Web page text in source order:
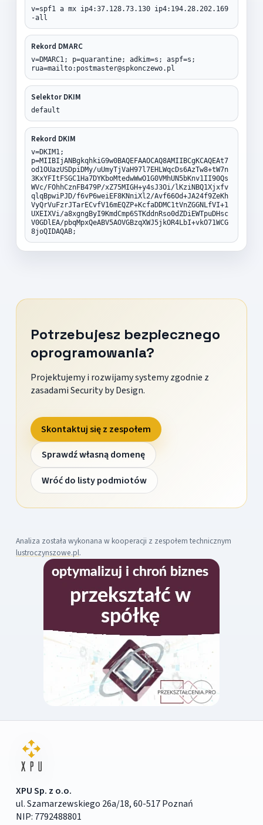
v=spf1 a mx ip4:37.128.73.130 ip4:194.28.202.169
-all
Rekord DMARC
v=DMARC1; p=quarantine; adkim=s; aspf=s;
rua=mailto:postmaster@spkonczewo.pl
Selektor DKIM
default
Rekord DKIM
v=DKIM1;
p=MIIBIjANBgkqhkiG9w0BAQEFAAOCAQ8AMIIBCgKCAQEAt7
od1OUazUSDpiDMy/uUmyTjVaH97l7EHLWqcDs6AzTw8+tW7n
3KxYFItFSGC1Ha7DYKboMtedwWwO1G0VMhUN5bKnv1II90Qs
WVc/FOhhCznFB479P/xZ75MIGH+y4sJ3Oi/lKziNBQ1Xjxfv
qlqBpwiPJD/f6vP6weiEF8KNniXl2/Avf66Od+JA24f9ZeKh
VyQrVuFzrJTarECvfV16mEQZP+KcfaDDMC1tVnZGGNLfVI+1
UXEIXVi/a8xgngByI9KmdCmp6STKddnRso0dZDiEWTpuDHsc
V0GDlEA/pbqMpxQeABV5AOVGBzqXWJ5jkOR4LbI+vkO71WCG
8joQIDAQAB;
Potrzebujesz bezpiecznego
oprogramowania?
Projektujemy i rozwijamy systemy zgodnie z
zasadami Security by Design.
Skontaktuj się z zespołem
Sprawdź własną domenę
Wróć do listy podmiotów
Analiza została wykonana w kooperacji z zespołem technicznym
lustroczynszowe.pl.
XPU Sp. z o.o.
ul. Szamarzewskiego 26a/18, 60-517 Poznań
NIP: 7792488801